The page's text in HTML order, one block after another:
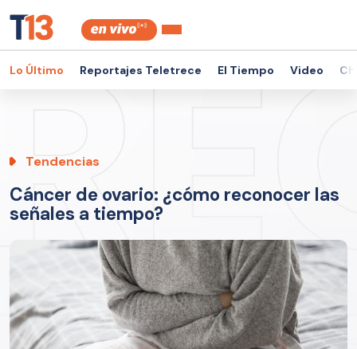
Lo Último Reportajes Teletrece El Tiempo Video
Tendencias
Cáncer de ovario: ¿cómo reconocer las
señales a tiempo?